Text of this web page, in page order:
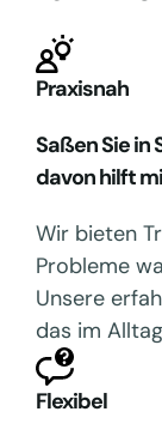
Praxisnah
Saßen Sie in
davon hilft
Wir bieten
Probleme
Unsere
das im
Flexibel